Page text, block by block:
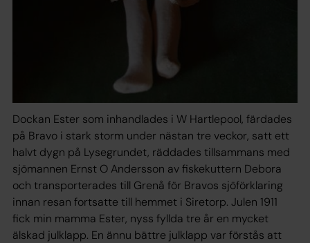
Dockan Ester som inhandlades i W Hartlepool, färdades
på Bravo i stark storm under nästan tre veckor, satt ett
halvt dygn på Lysegrundet, räddades tillsammans med
sjömannen Ernst O Andersson av fiskekuttern Debora
och transporterades till Grenå för Bravos sjöförklaring
innan resan fortsatte till hemmet i Siretorp. Julen 1911
fick min mamma Ester, nyss fyllda tre år en mycket
älskad julklapp. En ännu bättre julklapp var förstås att